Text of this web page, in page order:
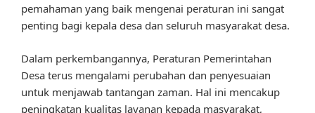
pemahaman yang baik mengenai peraturan ini sangat
penting bagi kepala desa dan seluruh masyarakat desa.
Dalam perkembangannya, Peraturan Pemerintahan
Desa terus mengalami perubahan dan penyesuaian
untuk menjawab tantangan zaman. Hal ini mencakup
peningkatan kualitas layanan kepada masyarakat,